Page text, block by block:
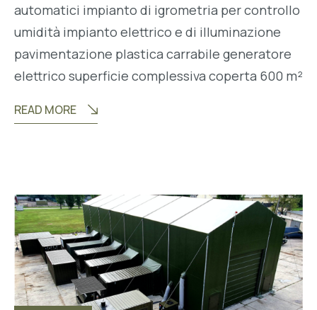
automatici impianto di igrometria per controllo
umidità impianto elettrico e di illuminazione
pavimentazione plastica carrabile generatore
elettrico superficie complessiva coperta 600 m²
READ MORE